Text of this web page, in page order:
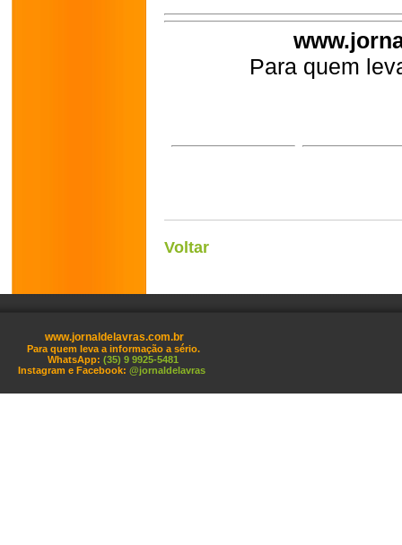
Para quem
Voltar
www.jornaldelavras.com.br
Para quem leva a informação a sério.
WhatsApp: (35) 9 9925-5481
Instagram e Facebook: @jornaldelavras